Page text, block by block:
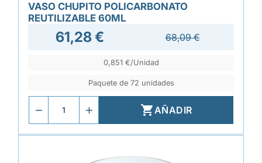
VASO CHUPITO POLICARBONATO
REUTILIZABLE 60ML
61,28 € 68,09 €
0,851 €/Unidad
Paquete de 72 unidades
AÑADIR